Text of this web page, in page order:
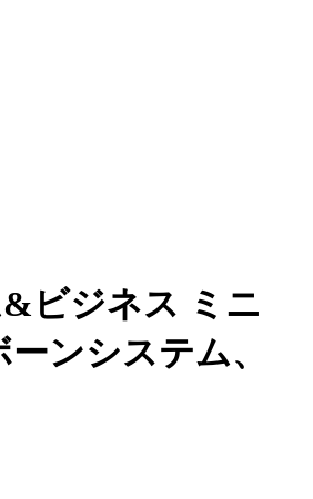
ビジネス ミニ
ンシステム、